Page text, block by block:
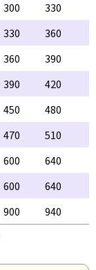
300 330
330 360
360 390
390 420
450 480
470 510
600 640
600 640
900 940